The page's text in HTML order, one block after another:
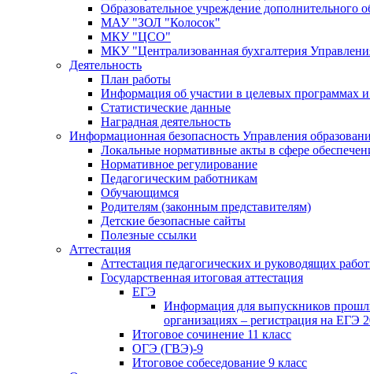
Образовательное учреждение дополнительного
МАУ "ЗОЛ "Колосок"
МКУ "ЦСО"
МКУ "Централизованная бухгалтерия
Деятельность
План работы
Информация об участии в целевых программах и
Статистические данные
Наградная деятельность
Информационная безопасность Управления
Локальные нормативные акты в сфере
Нормативное регулирование
Педагогическим работникам
Обучающимся
Родителям (законным представителям)
Детские безопасные сайты
Полезные ссылки
Аттестация
Аттестация педагогических и руководящих
Государственная итоговая аттестация
ЕГЭ
Информация для выпускников
организациях – регистрация на ЕГЭ
Итоговое сочинение 11 класс
ОГЭ (ГВЭ)-9
Итоговое собеседование 9 класс